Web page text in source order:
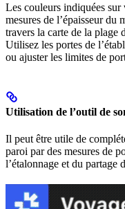
Les couleurs indiquées sur
mesures de l’épaisseur du
travers la carte de la plage
Utilisez les portes de
ou ajuster les limites de
Utilisation de l’outil de
Il peut être utile de
paroi par des mesures de
l’étalonnage et du partage